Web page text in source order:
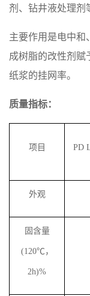
剂、钻井液处理剂
主要作用是电中
成树脂的改性剂
纸浆的挂网率。
质量指标：
项目 PD
外观
固 含量
(120℃，
2h)%